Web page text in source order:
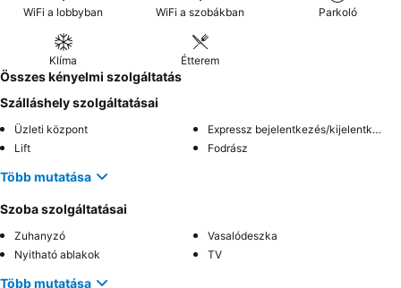
WiFi a lobbyban WiFi a szobákban Parkoló
Klíma Étterem
Összes kényelmi szolgáltatás
Szálláshely szolgáltatásai
Üzleti központ
Expressz bejelentkezés/kijelentkezés
Lift
Fodrász
Több mutatása
Szoba szolgáltatásai
Zuhanyzó
Vasalódeszka
Nyitható ablakok
TV
Több mutatása